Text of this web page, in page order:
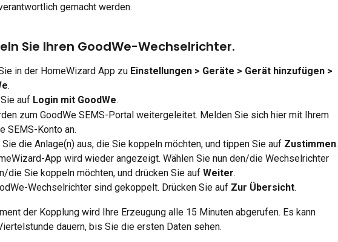
gemacht werden.
Sie Ihren GoodWe-Wechselrichter.
in der HomeWizard App zu Einstellungen > Geräte > Gerät hinzufügen >
.
auf Login mit GoodWe.
zum GoodWe SEMS-Portal weitergeleitet. Melden Sie sich hier mit Ihrem
SEMS-Konto an.
Sie die Anlage(n) aus, die Sie koppeln möchten, und tippen Sie auf Zustimmen.
App wird wieder angezeigt. Wählen Sie nun den/die Wechselrichter
die Sie koppeln möchten, und drücken Sie auf Weiter.
Wechselrichter sind gekoppelt. Drücken Sie auf Zur Übersicht.
der Kopplung wird Ihre Erzeugung alle 15 Minuten abgerufen. Es kann
dauern, bis Sie die ersten Daten sehen.